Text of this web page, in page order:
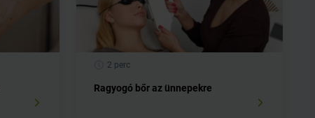
2 perc
Ragyogó bőr az ünnepekre